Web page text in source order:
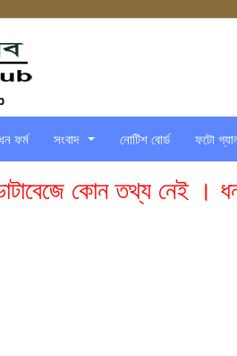
ফর্ম সংবাদ নোটিশ বোর্ড ফটো
কোন তথ্য নেই ।